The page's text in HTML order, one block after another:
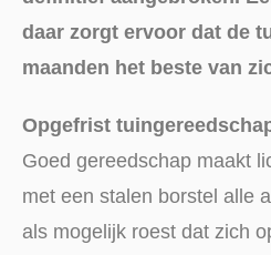
daar zorgt ervoor dat de
maanden het beste van
Opgefrist
Goed gereedschap maakt
met een stalen borstel alle
als mogelijk roest dat zich